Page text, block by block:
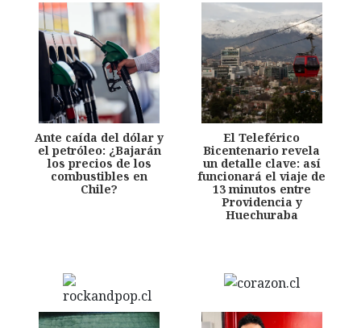
Ante caída del dólar y
el petróleo: ¿Bajarán
los precios de los
combustibles en
Chile?
El Teleférico
Bicentenario revela
un detalle clave: así
funcionará el viaje de
13 minutos entre
Providencia y
Huechuraba